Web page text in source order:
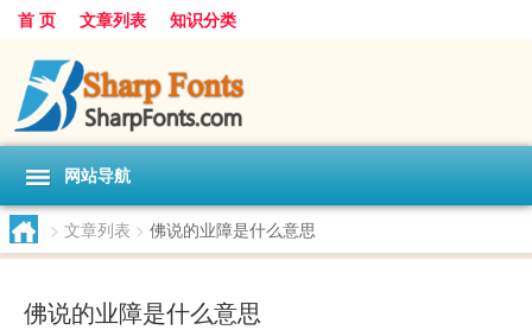
首 页 文章列表 知识分类
网站导航
> 文章列表 > 佛说的业障是什么意思
佛说的业障是什么意思